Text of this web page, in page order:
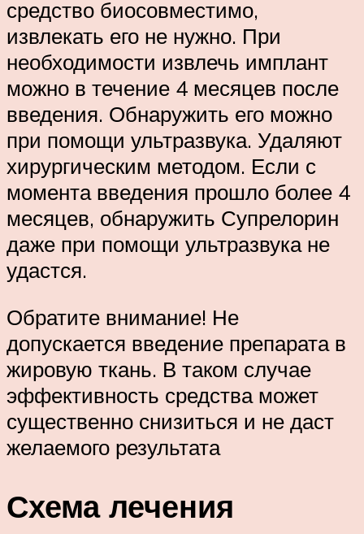
средство биосовместимо,
извлекать его не нужно. При
необходимости извлечь имплант
можно в течение 4 месяцев после
введения. Обнаружить его можно
при помощи ультразвука. Удаляют
хирургическим методом. Если с
момента введения прошло более 4
месяцев, обнаружить Супрелорин
даже при помощи ультразвука не
удастся.
Обратите внимание! Не
допускается введение препарата в
жировую ткань. В таком случае
эффективность средства может
существенно снизиться и не даст
желаемого результата
Схема лечения